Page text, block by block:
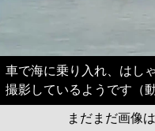
車で海に乗り入れ、はし
撮影しているようです（
まだまだ画像